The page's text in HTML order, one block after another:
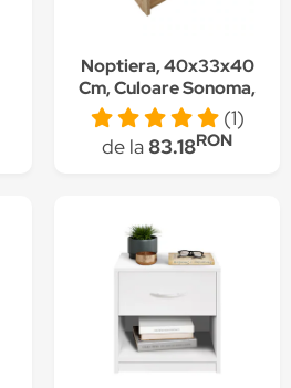
Noptiera, 40x33x40
Cm, Culoare Sonoma,
Pal 16 Mm (1)
de la 83.18RON